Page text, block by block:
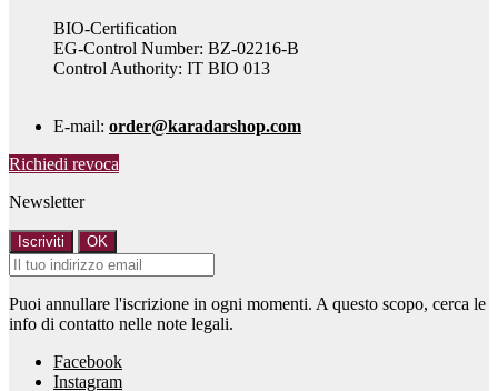
BIO-Certification
EG-Control Number: BZ-02216-B
Control Authority: IT BIO 013
E-mail: order@karadarshop.com
Richiedi revoca
Newsletter
Puoi annullare l'iscrizione in ogni momenti. A questo scopo, cerca le
info di contatto nelle note legali.
Facebook
Instagram